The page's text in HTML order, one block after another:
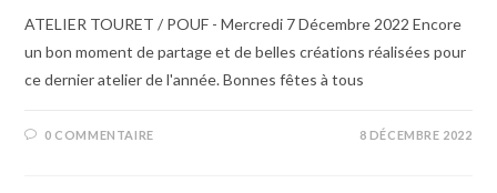
SEARCH
ATELIER TOURET / POUF - Mercredi 7 Décembre 2022 Encore
un bon moment de partage et de belles créations réalisées pour
ce dernier atelier de l'année. Bonnes fêtes à tous
0 COMMENTAIRE 8 DÉCEMBRE 2022